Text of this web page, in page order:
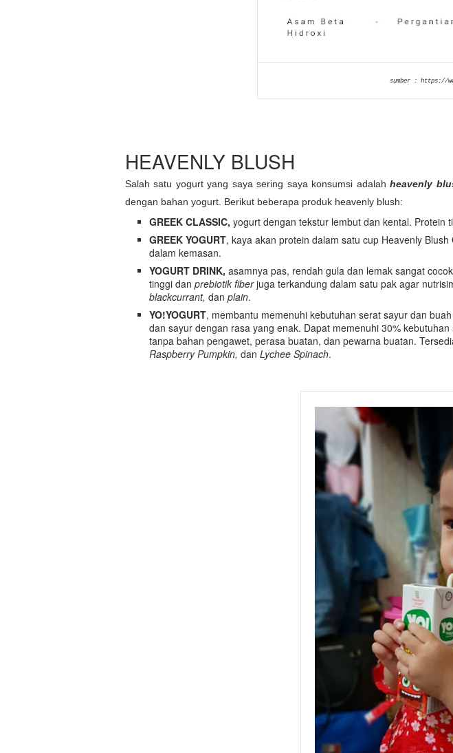
sumber : https://
HEAVENLY BLUSH
Salah satu yogurt yang saya sering saya konsumsi adalahheavenly
dengan bahan yogurt. Berikut beberapa produk heavenly blush:
GREEK CLASSIC, yogurt dengan tekstur lembut dan kental. Protein
GREEK YOGURT, kaya akan protein dalam satu cup Heavenly
dalam kemasan.
YOGURT DRINK, asamnya pas, rendah gula dan lemak sangat
tinggi dan prebiotik fiberjuga terkandung dalam satu pak agar
blackcurrant, dan plain.
YO!YOGURT, membantu memenuhi kebutuhan serat sayur dan
dan sayur dengan rasa yang enak. Dapat memenuhi 30%
tanpa bahan pengawet, perasa buatan, dan pewarna buatan.
Raspberry Pumpkin, dan Lychee Spinach.